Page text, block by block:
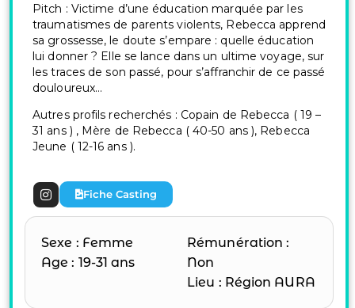
Pitch : Victime d’une éducation marquée par les
traumatismes de parents violents, Rebecca apprend
sa grossesse, le doute s’empare : quelle éducation
lui donner ? Elle se lance dans un ultime voyage, sur
les traces de son passé, pour s’affranchir de ce passé
douloureux…
Autres profils recherchés : Copain de Rebecca ( 19 –
31 ans ) , Mère de Rebecca ( 40-50 ans ), Rebecca
Jeune ( 12-16 ans ).
Fiche Casting
Sexe : Femme
Age : 19-31 ans
Rémunération :
Non
Lieu : Région AURA